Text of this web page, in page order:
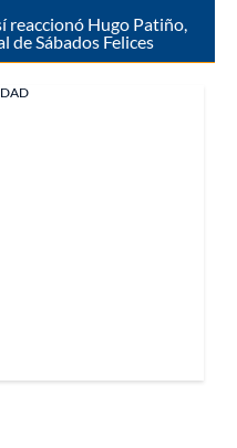
reaccionó Hugo Patiño,
de Sábados Felices